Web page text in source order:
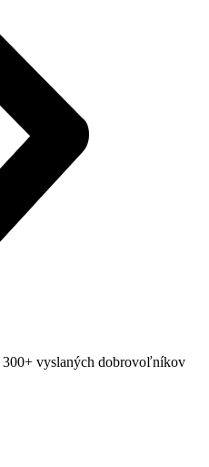
​ 300+ vyslaných dobrovoľníkov